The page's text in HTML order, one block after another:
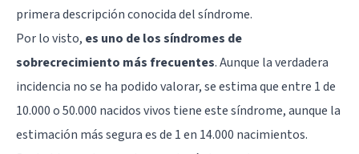
primera descripción conocida del síndrome.
Por lo visto, es uno de los síndromes de
sobrecrecimiento más frecuentes. Aunque la verdadera
incidencia no se ha podido valorar, se estima que entre 1 de
10.000 o 50.000 nacidos vivos tiene este síndrome, aunque la
estimación más segura es de 1 en 14.000 nacimientos.